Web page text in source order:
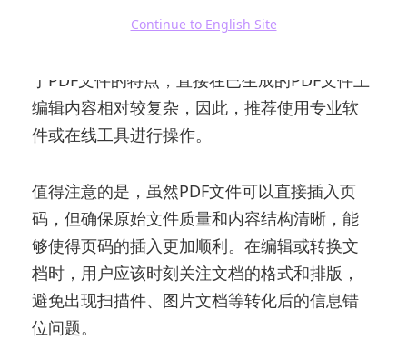
Continue to English Site
有用户可能会疑惑：PDF文档能否直接插入页
于PDF文件的特点，直接在已生成的PDF文件上
编辑内容相对较复杂，因此，推荐使用专业软
件或在线工具进行操作。
值得注意的是，虽然PDF文件可以直接插入页
码，但确保原始文件质量和内容结构清晰，能
够使得页码的插入更加顺利。在编辑或转换文
档时，用户应该时刻关注文档的格式和排版，
避免出现扫描件、图片文档等转化后的信息错
位问题。